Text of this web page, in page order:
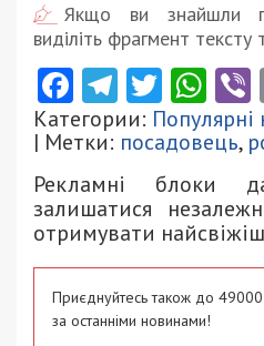
Якщо ви знайшли
виділіть фрагмент тексту
Facebook
Telegram
Категории:
| Метки: посадовець,
Рекламні блоки
залишатися
отримувати
Приєднуйтесь також до
за останніми новинами!